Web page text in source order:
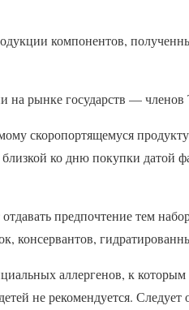
компонентов,
на рынке государств —
скоропортящемуся
ко дню покупки датой
предпочтение тем
консервантов,
аллергенов, к которым
не рекомендуется. Следует